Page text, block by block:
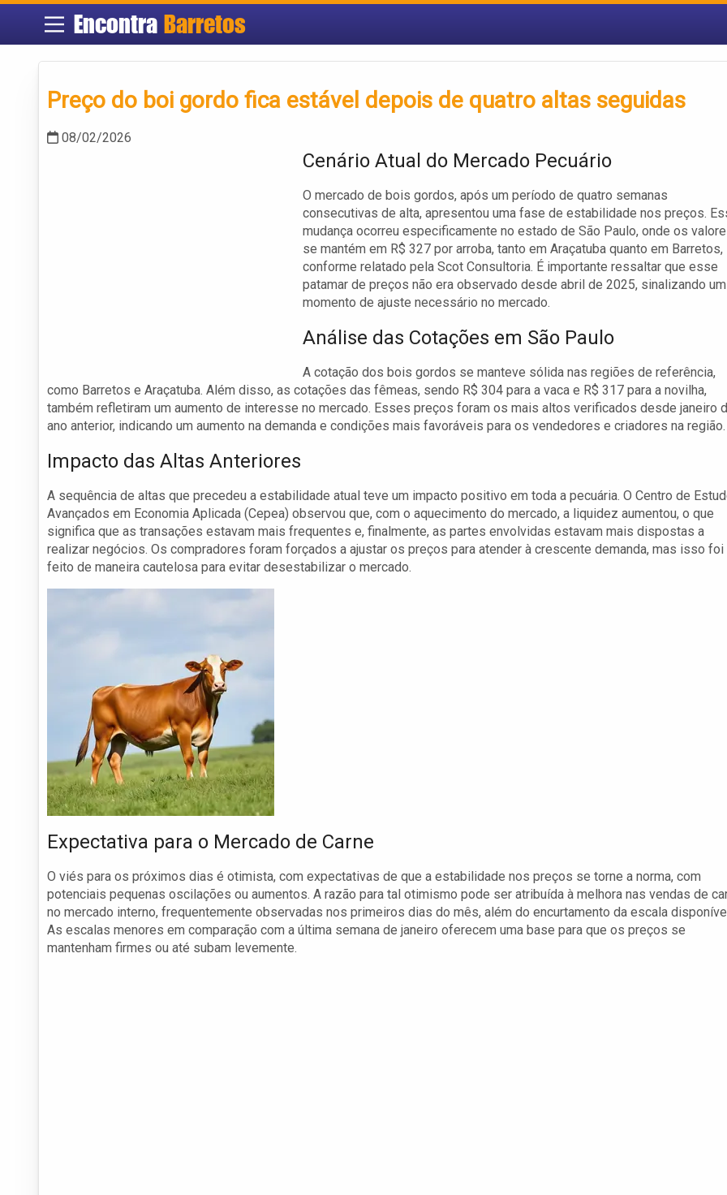
EncontraBarretos
Preço do boi gordo fica estável depois de quatro altas seguidas
08/02/2026
Cenário Atual do Mercado Pecuário
O mercado de bois gordos, após um período de quatro semanas
consecutivas de alta, apresentou uma fase de estabilidade nos preços.
mudança ocorreu especificamente no estado de São Paulo, onde os
se mantém em R$ 327 por arroba, tanto em Araçatuba quanto em Barretos,
conforme relatado pela Scot Consultoria. É importante ressaltar que esse
patamar de preços não era observado desde abril de 2025, sinalizando um
momento de ajuste necessário no mercado.
Análise das Cotações em São Paulo
A cotação dos bois gordos se manteve sólida nas regiões de referência,
como Barretos e Araçatuba. Além disso, as cotações das fêmeas, sendo R$ 304 para a vaca e R$ 317 para a novilha,
também refletiram um aumento de interesse no mercado. Esses preços foram os mais altos verificados desde janeiro
ano anterior, indicando um aumento na demanda e condições mais favoráveis para os vendedores e criadores na região.
Impacto das Altas Anteriores
A sequência de altas que precedeu a estabilidade atual teve um impacto positivo em toda a pecuária. O Centro de
Avançados em Economia Aplicada (Cepea) observou que, com o aquecimento do mercado, a liquidez aumentou, o que
significa que as transações estavam mais frequentes e, finalmente, as partes envolvidas estavam mais dispostas a
realizar negócios. Os compradores foram forçados a ajustar os preços para atender à crescente demanda, mas isso foi
feito de maneira cautelosa para evitar desestabilizar o mercado.
Expectativa para o Mercado de Carne
O viés para os próximos dias é otimista, com expectativas de que a estabilidade nos preços se torne a norma, com
potenciais pequenas oscilações ou aumentos. A razão para tal otimismo pode ser atribuída à melhora nas vendas de
no mercado interno, frequentemente observadas nos primeiros dias do mês, além do encurtamento da escala
As escalas menores em comparação com a última semana de janeiro oferecem uma base para que os preços se
mantenham firmes ou até subam levemente.